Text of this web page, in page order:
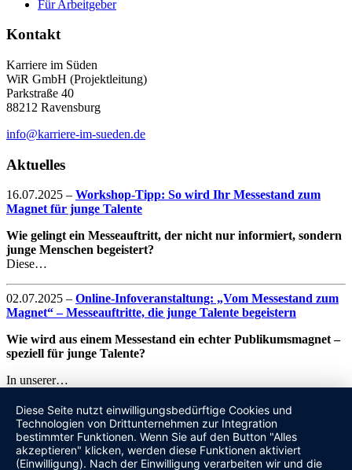
Für Arbeitgeber
Kontakt
Karriere im Süden
WiR GmbH (Projektleitung)
Parkstraße 40
88212 Ravensburg
info@karriere-im-sueden.de
Aktuelles
16.07.2025 – Workshop-Tipp: So wird Ihr Messestand zum
Magnet für junge Talente
Wie gelingt ein Messeauftritt, der nicht nur informiert, sondern
junge Menschen begeistert?
Diese…
02.07.2025 – Online-Infoveranstaltung: „Vom Messestand zum
Magnet“ – Messeauftritte, die junge Talente begeistern
Wie wird aus einem Messestand ein echter Publikumsmagnet –
speziell für junge Talente?
In unserer…
22.11.2024– Azubi-Recruiting: Mit kleinen Maßnahmen große
Talente anziehen!
Die Suche nach den richtigen Auszubildenden gestaltet sich für viele
Diese Seite nutzt einwilligungsbedürftige Cookies und
Technologien von Drittunternehmen zur Integration
bestimmter Funktionen. Wenn Sie auf den Button "Alles
akzeptieren" klicken, werden diese Funktionen aktiviert
(Einwilligung). Nach der Einwilligung verarbeiten wir und die